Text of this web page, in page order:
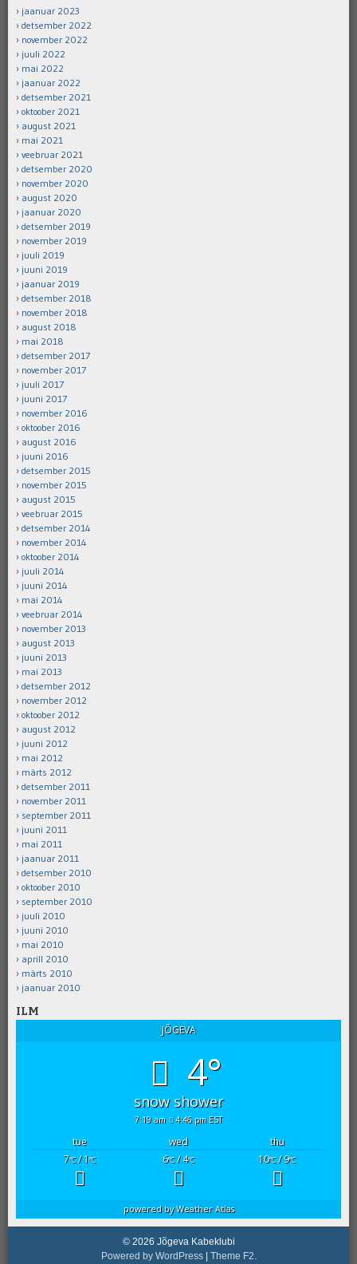
jaanuar 2023
detsember 2022
november 2022
juuli 2022
mai 2022
jaanuar 2022
detsember 2021
oktoober 2021
august 2021
mai 2021
veebruar 2021
detsember 2020
november 2020
august 2020
jaanuar 2020
detsember 2019
november 2019
juuli 2019
juuni 2019
jaanuar 2019
detsember 2018
november 2018
august 2018
mai 2018
detsember 2017
november 2017
juuli 2017
juuni 2017
november 2016
oktoober 2016
august 2016
juuni 2016
detsember 2015
november 2015
august 2015
veebruar 2015
detsember 2014
november 2014
oktoober 2014
juuli 2014
juuni 2014
mai 2014
veebruar 2014
november 2013
august 2013
juuni 2013
mai 2013
detsember 2012
november 2012
oktoober 2012
august 2012
juuni 2012
mai 2012
märts 2012
detsember 2011
november 2011
september 2011
juuni 2011
mai 2011
jaanuar 2011
detsember 2010
oktoober 2010
september 2010
juuli 2010
juuni 2010
mai 2010
aprill 2010
märts 2010
jaanuar 2010
ILM
JÕGEVA
4°
snow shower
7:19 am 4:46 pm EST
tue wed
thu
7°C/ 1°C 6°C/ 4°C 10°C/ 9°C
powered byWeather Atlas
© 2026 Jõgeva Kabeklubi
Powered by WordPress
Theme F2.